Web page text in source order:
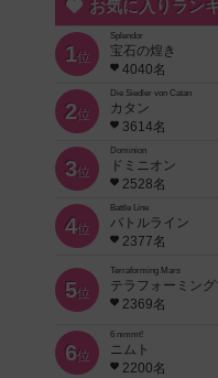
お気に入りラン
1位
Splendor
宝石の煌き
4040名
2位
Die Siedler von Catan
カタン
3614名
3位
Dominion
ドミニオン
2528名
4位
Battle Line
バトルライン
2377名
5位
Terraforming Mars
テラフォーミン
2369名
6位
6 nimmt!
ニムト
2200名